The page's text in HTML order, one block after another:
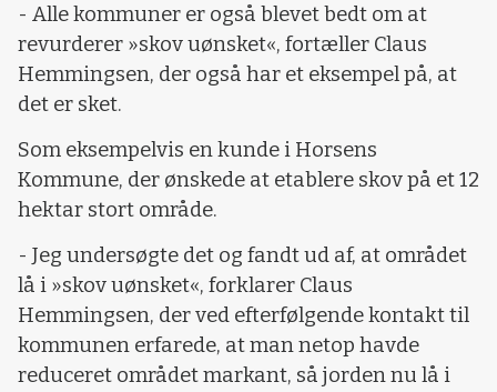
- Alle kommuner er også blevet bedt om at
revurderer »skov uønsket«, fortæller Claus
Hemmingsen, der også har et eksempel på, at
det er sket.
Som eksempelvis en kunde i Horsens
Kommune, der ønskede at etablere skov på et 12
hektar stort område.
- Jeg undersøgte det og fandt ud af, at området
lå i »skov uønsket«, forklarer Claus
Hemmingsen, der ved efterfølgende kontakt til
kommunen erfarede, at man netop havde
reduceret området markant, så jorden nu lå i